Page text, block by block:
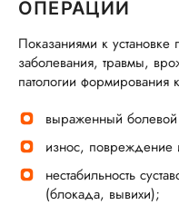
ОПЕРАЦИИ
Показаниями к установке
заболевания, травмы,
патологии формирования
выраженный
износ, повреждение
нестабильность
(блокада, вывихи);